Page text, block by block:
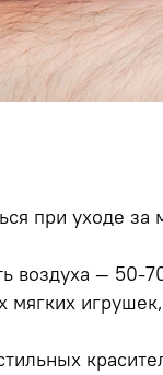
при уходе
воздуха — 50-